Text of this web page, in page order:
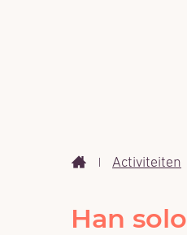
Activiteiten
Han solo